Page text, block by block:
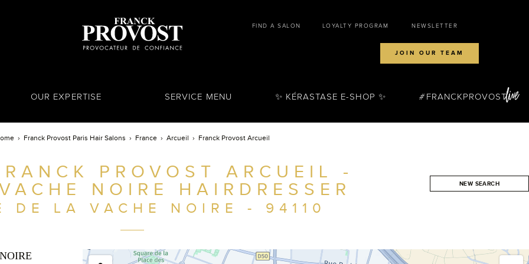
Franck Provost Paris Hair Salons France Arcueil Franck Provost Arcueil
PROVOST ARCUEIL -
NOIRE HAIRDRESSER
DE LA VACHE NOIRE - 94110
NEW SEARCH
FIND A SALON LOYALTY PROGRAM NEWSLETTER
JOIN OUR TEAM
OUR EXPERTISE SERVICE MENU ✨ KÉRASTASE E-SHOP ✨ FRANCKPROVOST